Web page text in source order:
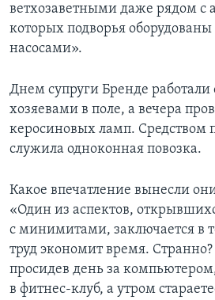
ветхозаветными даже рядом
которых подворья
насосами».
Днем супруги Бренде работали
хозяевами в поле, а вечера
керосиновых ламп. Средством
служила одноконная повозка.
Какое впечатление вынесли
«Один из аспектов,
с минимитами, заключается в
труд экономит время.
просидев день за
в фитнес-клуб, а утром